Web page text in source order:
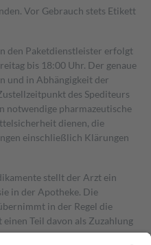
Vor Gebrauch stets Etikett
den Paketdienstleister erfolgt
bis 18:00 Uhr. Der genaue
und in Abhängigkeit der
des Spediteurs
notwendige pharmazeutische
dienen, die
einschließlich Klärungen
stellt der Arzt ein
in der Apotheke. Die
in der Regel die
Teil davon als Zuzahlung